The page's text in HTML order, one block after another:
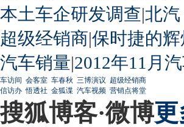
本土车企研发调查|北汽
超级经销商|保时捷的
汽车销量|2012年11月
车访间 会客室 车春秋 三博演议 超级经销商
信访办 悟透社 金狐谍 汽车视频 营销点将堂
搜狐博客·微博更